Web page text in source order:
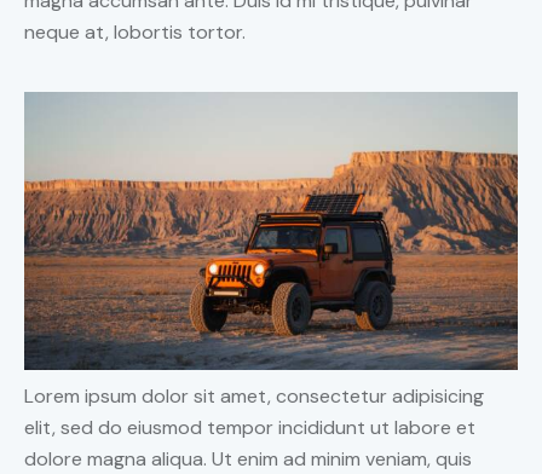
neque at, lobortis tortor.
Lorem ipsum dolor sit amet, consectetur adipisicing
elit, sed do eiusmod tempor incididunt ut labore et
dolore magna aliqua. Ut enim ad minim veniam, quis